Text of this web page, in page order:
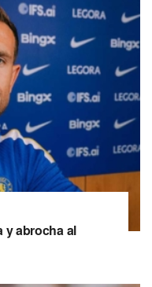
y abrocha al